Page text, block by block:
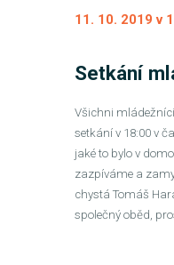
11. 10. 2019 v
Setkání
Všichni
setkání v 18:00 v
jaké to bylo v
zazpíváme a
chystá Tomáš
společný oběd,